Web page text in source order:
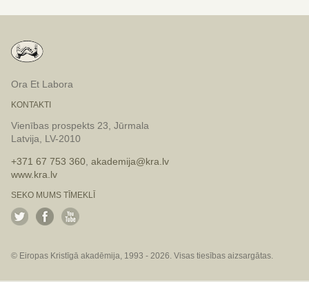
Ora Et Labora
KONTAKTI
Vienības prospekts 23, Jūrmala
Latvija, LV-2010
+371 67 753 360, akademija@kra.lv
www.kra.lv
SEKO MUMS TĪMEKLĪ
© Eiropas Kristīgā akadēmija, 1993 - 2026. Visas tiesības aizsargātas.